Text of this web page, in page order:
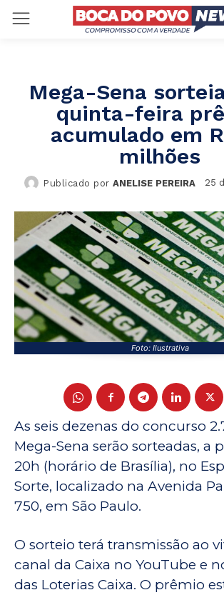
Mega-Sena
quinta-feira
acumulado em
milhões
Publicado por ANELISE PEREIRA 25
Foto: Ilustrativa
As seis dezenas do concurso
Mega-Sena serão sorteadas, a
20h (horário de Brasília), no
Sorte, localizado na Avenida
750, em São Paulo.
O sorteio terá transmissão ao
canal da Caixa no YouTube e
das Loterias Caixa. O prêmio